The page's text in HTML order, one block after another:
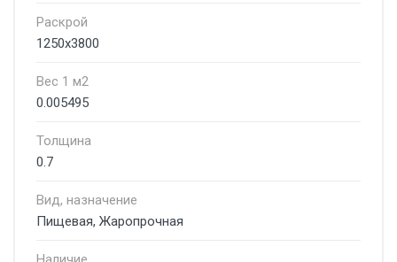
Раскрой
1250х3800
Вес 1 м2
0.005495
Толщина
0.7
Вид, назначение
Пищевая, Жаропрочная